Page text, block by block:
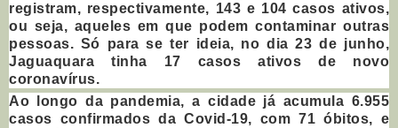
registram, respectivamente, 143 e 104 casos ativos,
ou seja, aqueles em que podem contaminar outras
pessoas. Só para se ter ideia, no dia 23 de junho,
Jaguaquara tinha 17 casos ativos de novo
coronavírus.
Ao longo da pandemia, a cidade já acumula 6.955
casos confirmados da Covid-19, com 71 óbitos, e